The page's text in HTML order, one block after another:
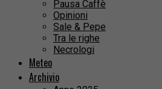
Pausa Caffè
Opinioni
Sale & Pepe
Tra le righe
Necrologi
Meteo
Archivio